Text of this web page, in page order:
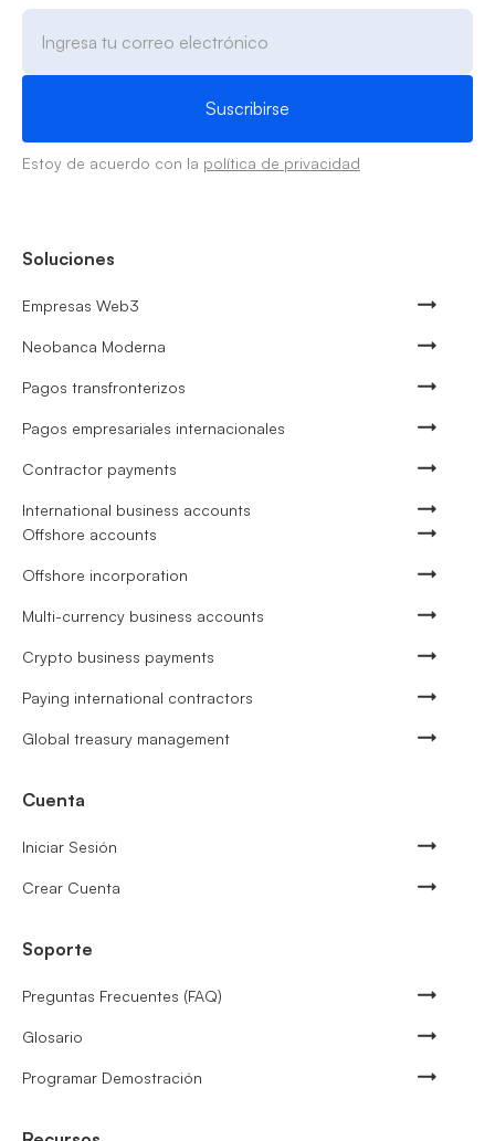
Estoy de acuerdo con la política de privacidad
Soluciones
Empresas Web3
Neobanca Moderna
Pagos transfronterizos
Pagos empresariales internacionales
Contractor payments
International business accounts
Offshore accounts
Offshore incorporation
Multi-currency business accounts
Crypto business payments
Paying international contractors
Global treasury management
Cuenta
Iniciar Sesión
Crear Cuenta
Soporte
Preguntas Frecuentes (FAQ)
Glosario
Programar Demostración